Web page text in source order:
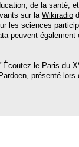
de la santé,
sur la Wikiradio
les sciences
peuvent également
Écoutez le Paris du
présenté lors